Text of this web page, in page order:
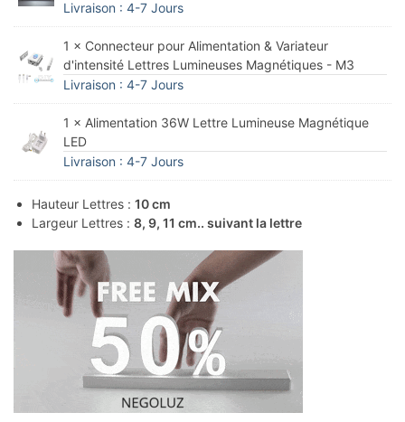
Livraison : 4-7 Jours
1 × Connecteur pour Alimentation & Variateur
d'intensité Lettres Lumineuses Magnétiques - M3
Livraison : 4-7 Jours
1 × Alimentation 36W Lettre Lumineuse Magnétique
LED
Livraison : 4-7 Jours
Hauteur Lettres : 10 cm
Largeur Lettres : 8, 9, 11 cm.. suivant la lettre